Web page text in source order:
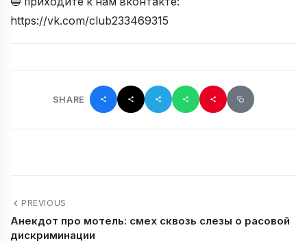
https://vk.com/club233469315
SHARE
PREVIOUS
Анекдот про мотель: смех сквозь слезы о расовой
дискриминации